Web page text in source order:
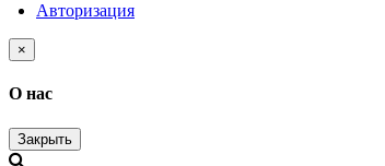
Авторизация
×
О нас
Закрыть